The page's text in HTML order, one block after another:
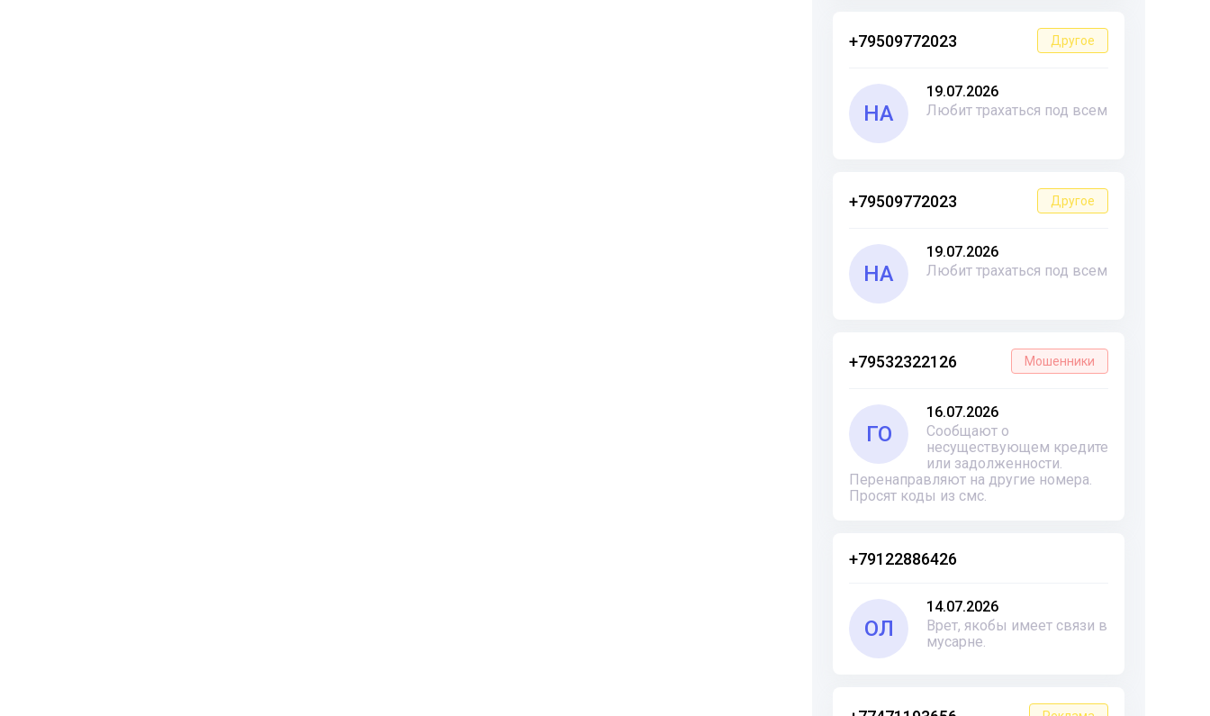
+79509772023 Другое
НА
19.07.2026
Любит трахаться под всем
+79509772023 Другое
НА
19.07.2026
Любит трахаться под всем
+79532322126 Мошенники
ГО
16.07.2026
Сообщают о
несуществующем кредите
или задолженности.
Перенаправляют на другие номера.
Просят коды из смс.
+79122886426
ОЛ
14.07.2026
Врет, якобы имеет связи в
мусарне.